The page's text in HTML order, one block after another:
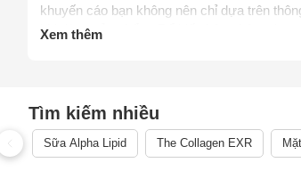
khuyến cáo bạn không nên chỉ dựa trên
khi dùng sản phẩm. Để biết thêm thông tin,
điều trị, chữa trị, hay phòng ngừa bệnh tật
phẩm.
Xem thêm
Tìm kiếm nhiều
Sữa Alpha Lipid The Collagen EXR